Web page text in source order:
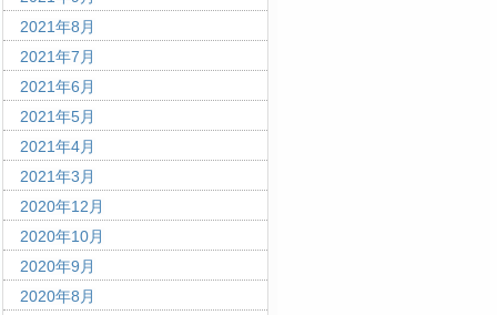
2021年8月
2021年7月
2021年6月
2021年5月
2021年4月
2021年3月
2020年12月
2020年10月
2020年9月
2020年8月